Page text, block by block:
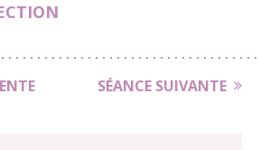
SÉANCE SUIVANTE